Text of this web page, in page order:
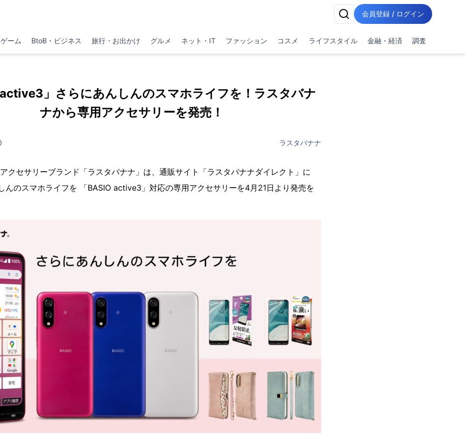
会員登録 / ログイン
ーム BtoB・ビジネス 旅行・お出かけ グルメ ネット・IT ファッション コスメ ライフスタイル 金融・経済 調査
active3」さらにあんしんのスマホライフを！ラスタバナ
ナから専用アクセサリーを発売！
ラスタバナナ
クセサリーブランド「ラスタバナナ」は、通販サイト「ラスタバナナダイレクト」に
んのスマホライフを 「BASIO active3」対応の専用アクセサリーを4月21日より発売を